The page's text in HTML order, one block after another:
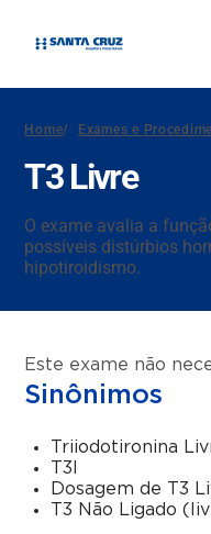
Home/ Exames e
T3 Livre
O exame avalia a
possíveis distúrbios
hipotiroidismo.
Este exame não
Sinônimos
Triiodotironina
T3l
Dosagem de T3
T3 Não Ligado